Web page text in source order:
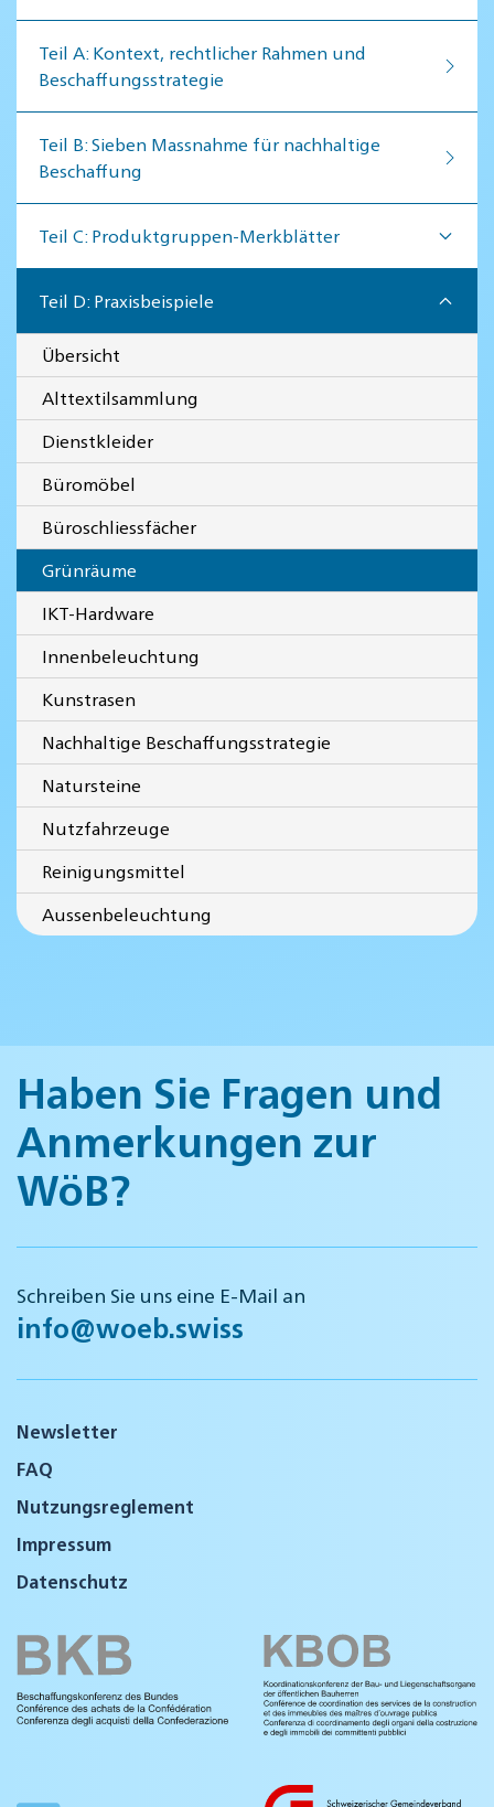
Teil A: Kontext, rechtlicher Rahmen und
Beschaffungsstrategie
Teil B: Sieben Massnahme für nachhaltige
Beschaffung
Teil C: Produktgruppen-Merkblätter
Teil D: Praxisbeispiele
Übersicht
Alttextilsammlung
Dienstkleider
Büromöbel
Büroschliessfächer
Grünräume
IKT-Hardware
Innenbeleuchtung
Kunstrasen
Nachhaltige Beschaffungsstrategie
Natursteine
Nutzfahrzeuge
Reinigungsmittel
Aussenbeleuchtung
Haben Sie Fragen und
Anmerkungen zur
WöB?
Schreiben Sie uns eine E-Mail an
info@woeb.swiss
Newsletter
FAQ
Nutzungsreglement
Impressum
Datenschutz